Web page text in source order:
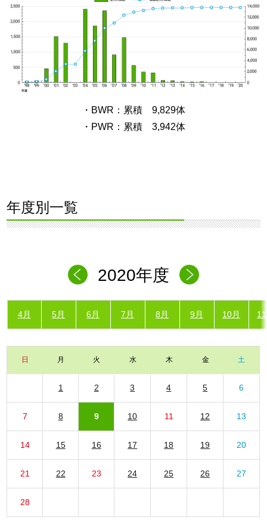
・BWR：累積 9,829体
・PWR：累積 3,942体
年度別一覧
2020年度
4月 5月 6月 7月 8月 9月 10月
日 月 火 水 木 金 土
1 2 3 4 5 6
7 8 9 10 11 12 13
14 15 16 17 18 19 20
21 22 23 24 25 26 27
28